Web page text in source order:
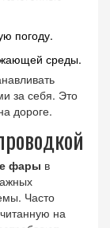
погоду.
среды.
за себя. Это
дороге.
фары в
Часто
на